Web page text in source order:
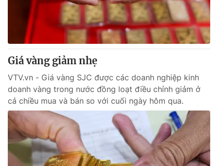
Giá vàng giảm nhẹ
VTV.vn - Giá vàng SJC được các doanh nghiệp kinh
doanh vàng trong nước đồng loạt điều chỉnh giảm ở
cả chiều mua và bán so với cuối ngày hôm qua.